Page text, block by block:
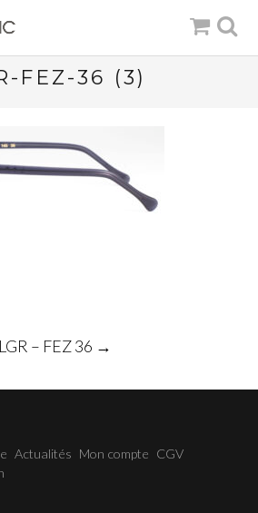
FEZ-36 (3)
LGR – FEZ 36 →
Actualités Mon compte CGV